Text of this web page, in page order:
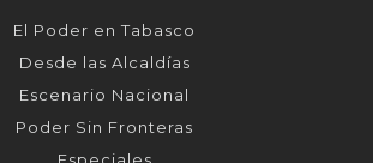
El Poder en Tabasco
Desde las Alcaldías
Escenario Nacional
Poder Sin Fronteras